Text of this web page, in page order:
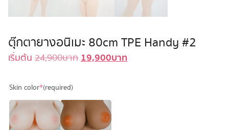
ตุ๊กตายางอนิเมะ 80cm TPE Handy #2
เริ่มต้น 24,900บาทOriginal
24,900 บาท.
19,900บาทCurrent
Skin color*(required)